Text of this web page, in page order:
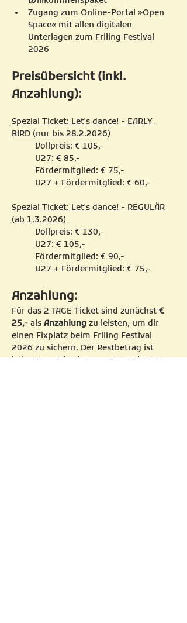
Zugang zum Online-Portal »Open
Space« mit allen digitalen
Unterlagen zum Friling Festival
2026
Preisübersicht (inkl.
Anzahlung):
Spezial Ticket: Let's dance! - EARLY
BIRD (nur bis 28.2.2026)
Vollpreis: € 105,-
U27: € 85,-
Fördermitglied: € 75,-
U27 + Fördermitglied: € 60,-
Spezial Ticket: Let's dance! - REGULÄR
(ab 1.3.2026)
Vollpreis: € 130,-
U27: € 105,-
Fördermitglied: € 90,-
U27 + Fördermitglied: € 75,-
Anzahlung:
Für das 2 TAGE Ticket sind zunächst €
25,- als Anzahlung zu leisten, um dir
einen Fixplatz beim Friling Festival
2026 zu sichern. Der Restbetrag ist
beim Hauptcheck-In am 22. Mai 2026